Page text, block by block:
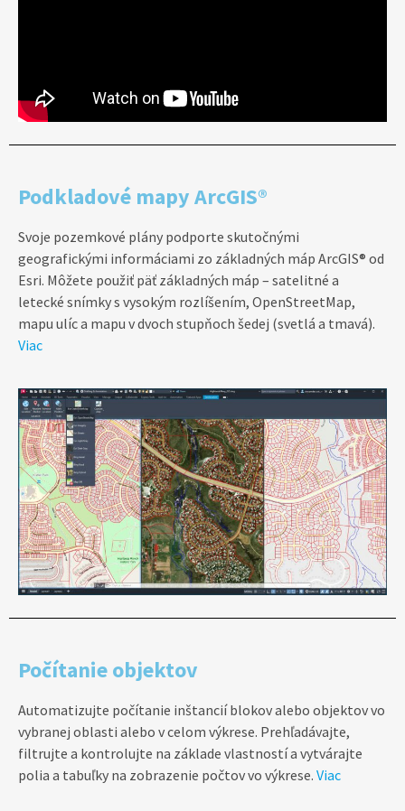
Podkladové mapy ArcGIS®
Svoje pozemkové plány podporte skutočnými
geografickými informáciami zo základných máp ArcGIS® od
Esri. Môžete použiť päť základných máp – satelitné a
letecké snímky s vysokým rozlíšením, OpenStreetMap,
mapu ulíc a mapu v dvoch stupňoch šedej (svetlá a tmavá).
Viac
Počítanie objektov
Automatizujte počítanie inštancií blokov alebo objektov vo
vybranej oblasti alebo v celom výkrese. Prehľadávajte,
filtrujte a kontrolujte na základe vlastností a vytvárajte
polia a tabuľky na zobrazenie počtov vo výkrese. Viac